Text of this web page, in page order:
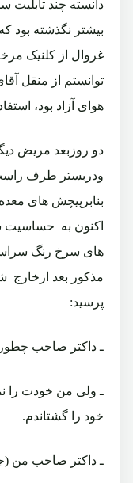
دانسته چند تابلیت
بیشتر نگذشته
غروال از کلنیک
توانستم از منقل
هوای آزاد بود،
دو روزبعد مریض
ودربستر طرف
بنابرپیچش های معده
اکنون به حساسیت
های سرخ رنگ
مذکور بعد ازخارج
پرسید:
ـ داکتر صاحب
ـ ولی من خودت را
خود را گشتاندم.
ـ داکتر صاحب من